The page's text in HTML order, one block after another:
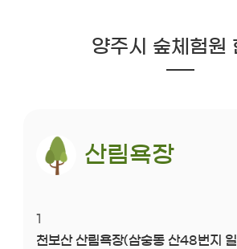
양주시 숲체험원
산림욕장
1
천보산 산림욕장(삼숭동 산48번지